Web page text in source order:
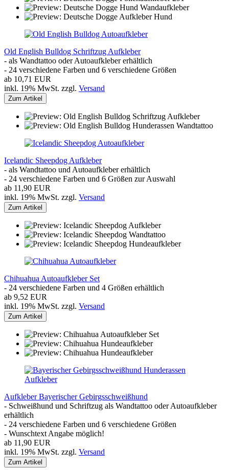
Old English Bulldog Schriftzug Aufkleber
- als Wandtattoo oder Autoaufkleber erhältlich
- 24 verschiedene Farben und 6 verschiedene Größen
ab 10,71 EUR
inkl. 19% MwSt. zzgl. Versand
Zum Artikel
Icelandic Sheepdog Aufkleber
- als Wandtattoo und Autoaufkleber erhältlich
- 24 verschiedene Farben und 6 Größen zur Auswahl
ab 11,90 EUR
inkl. 19% MwSt. zzgl. Versand
Zum Artikel
Chihuahua Autoaufkleber Set
- 24 verschiedene Farben und 4 Größen erhältlich
ab 9,52 EUR
inkl. 19% MwSt. zzgl. Versand
Zum Artikel
Aufkleber Bayerischer Gebirgsschweißhund
- Schweißhund und Schriftzug als Wandtattoo oder Autoaufkleber
erhältlich
- 24 verschiedene Farben und 6 verschiedene Größen
- Wunschtext Angabe möglich!
ab 11,90 EUR
inkl. 19% MwSt. zzgl. Versand
Zum Artikel